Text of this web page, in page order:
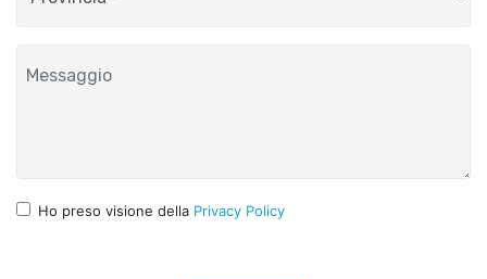
Ho preso visione della Privacy Policy